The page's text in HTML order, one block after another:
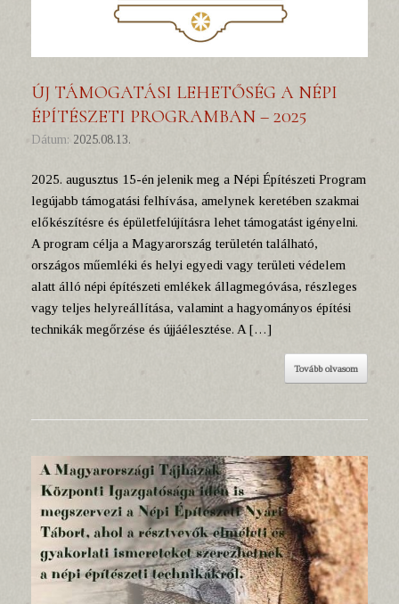
ÚJ TÁMOGATÁSI LEHETŐSÉG A NÉPI
ÉPÍTÉSZETI PROGRAMBAN – 2025
Dátum: 2025.08.13.
2025. augusztus 15-én jelenik meg a Népi Építészeti Program
legújabb támogatási felhívása, amelynek keretében szakmai
előkészítésre és épületfelújításra lehet támogatást igényelni.
A program célja a Magyarország területén található,
országos műemléki és helyi egyedi vagy területi védelem
alatt álló népi építészeti emlékek állagmegóvása, részleges
vagy teljes helyreállítása, valamint a hagyományos építési
technikák megőrzése és újjáélesztése. A […]
Tovább olvasom